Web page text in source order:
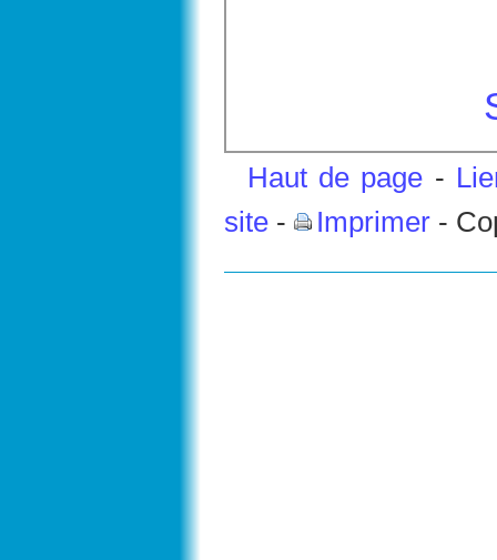
Haut de page -
site- Imprimer-